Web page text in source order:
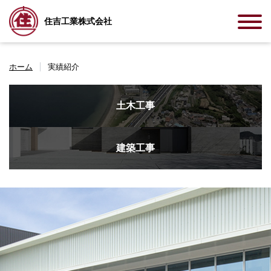
住吉工業株式会社
ホーム 実績紹介
土木工事
建築工事